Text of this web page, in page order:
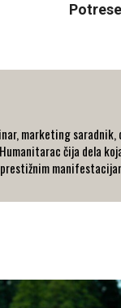
marketing
čija dela